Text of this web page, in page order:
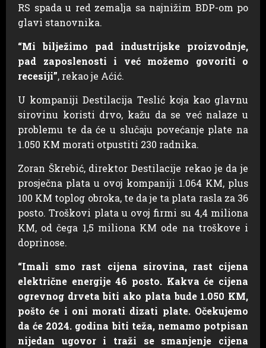
RS spada u red zemalja sa najnižim BDP-om po
glavi stanovnika.
“Mi bilježimo pad industrijske proizvodnje,
pad zaposlenosti i već možemo govoriti o
recesiji”, rekao je Aćić.
U kompaniji Destilacija Teslić koja kao glavnu
sirovinu koristi drvo, kažu da se već nalaze u
problemu te da će u slučaju povećanje plate na
1.050 KM morati otpustiti 230 radnika.
Zoran Škrebić, direktor Destilacije rekao je da je
prosječna plata u ovoj kompaniji 1.064 KM, plus
100 KM toplog obroka, te da je ta plata rasla za 36
posto. Troškovi plata u ovoj firmi su 4,4 miliona
KM, od čega 1,5 miliona KM ode na troškove i
doprinose.
“Imali smo rast cijena sirovina, rast cijena
električne energije 46 posto. Kakva će cijena
ogrevnog drveta biti ako plata bude 1.050 KM,
pošto će i oni morati dizati plate. Očekujemo
da će 2024. godina biti teža, nemamo potpisan
nijedan ugovor i traži se smanjenje cijena